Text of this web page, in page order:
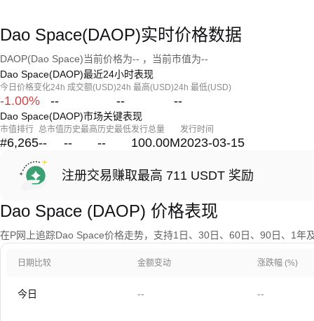
Dao Space(DAOP)实时价格数据
DAOP(Dao Space)当前价格为-- ，当前市值为--
Dao Space(DAOP)最近24小时表现
今日价格变化
-1.00%
24h 成交额(USD)
--
24h 最高(USD)
--
24h 最低(USD)
--
Dao Space(DAOP)市场关键表现
市值排行
#6,265
总市值
--
历史最高
--
历史最低
--
发行总量
100.00M
发行时间
2023-03-15
注册交易赚取最高 711 USDT 奖励
Dao Space (DAOP) 价格表现
在P网上追踪Dao Space价格走势，支持1日、30日、60日、90日、1年
日期比较 金额变动 涨跌幅 (%)
今日 -- --